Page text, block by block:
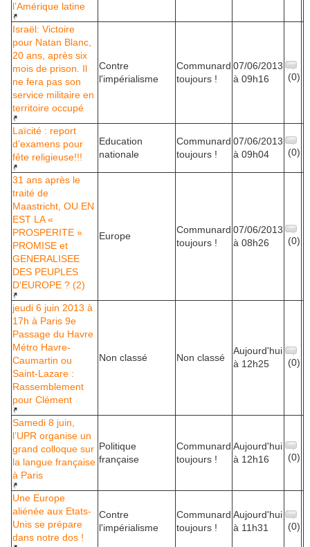
l’Amérique latine
Israël: Victoire
pour Natan Blanc,
20 ans, après six
mois de prison. Il
ne fera pas son
service militaire en
territoire occupé
Contre
l'impérialisme
Communard
toujours !
07/06/2013
à 09h16
(0)
Laïcité : report
d’examens pour
fête religieuse!!!
Education
nationale
Communard
toujours !
07/06/2013
à 09h04
(0)
31 ans après le
traité de
Maastricht, OU EN
EST LA «
PROSPERITE »
PROMISE et
GENERALISEE
DES PEUPLES
D'EUROPE ? (2)
Europe
Communard
toujours !
07/06/2013
à 08h26
(0)
jeudi 6 juin 2013 à
17h à Paris 9e
Passage du Havre
Métro Havre-
Caumartin ou
Saint-Lazare :
Rassemblement
pour Clément
Non classé Non classé
Aujourd'hui
à 12h25
(0)
Samedi 8 juin,
l’UPR organise un
grand colloque sur
la langue française
à Paris
Politique
française
Communard
toujours !
Aujourd'hui
à 12h16
(0)
Une Europe
aliénée aux Etats-
Unis se prépare
dans notre dos !
Contre
l'impérialisme
Communard
toujours !
Aujourd'hui
à 11h31
(0)